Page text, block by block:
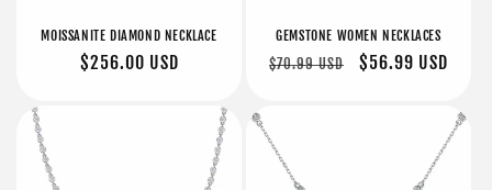
MOISSANITE DIAMOND NECKLACE
سعر
$256.00 USD
GEMSTONE WOMEN NECKLACES
سعر
$70.99 USD
سعر
$56.99 USD